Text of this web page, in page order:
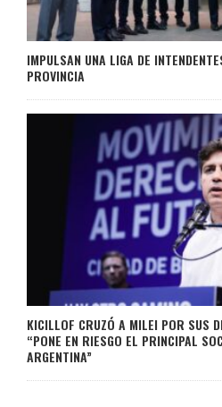
IMPULSAN UNA LIGA DE
PROVINCIA
KICILLOF CRUZÓ A MILEI POR SUS
“PONE EN RIESGO EL PRINCIPAL
ARGENTINA”